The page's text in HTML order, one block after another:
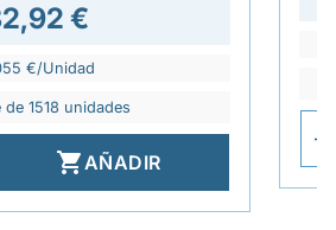
€
€/Unidad
de 1518 unidades
AÑADIR